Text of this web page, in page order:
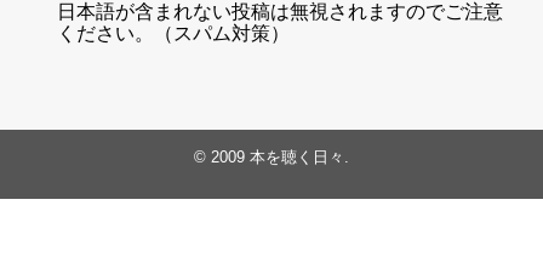
日本語が含まれない投稿は無視されますのでご注意
ください。（スパム対策）
© 2009 本を聴く日々 .